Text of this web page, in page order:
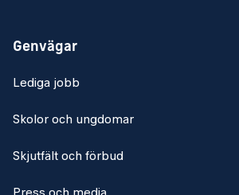
Genvägar
Lediga jobb
Skolor och ungdomar
Skjutfält och förbud